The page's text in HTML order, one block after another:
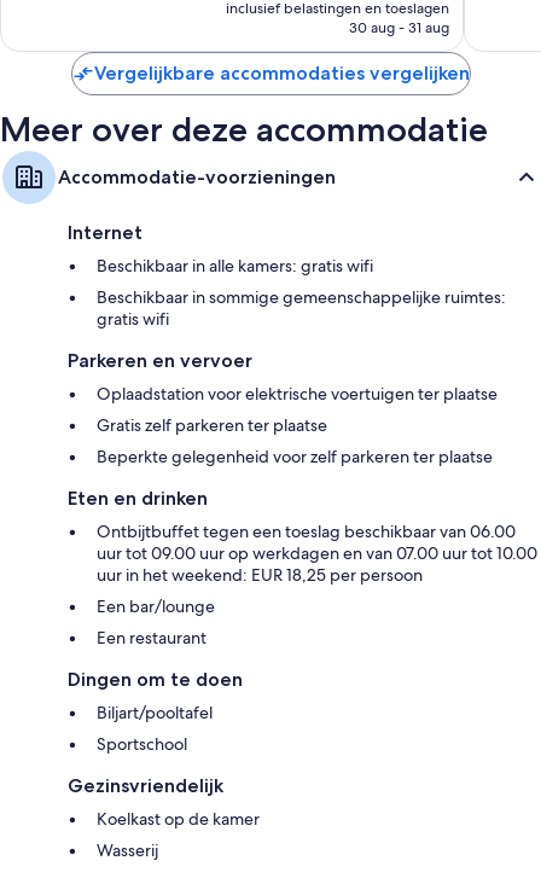
is
inclusief belastingen en toeslagen
30 aug - 31 aug
Vergelijkbare accommodaties vergelijken
Meer over deze accommodatie
Accommodatie-voorzieningen
Internet
Beschikbaar in alle kamers: gratis wifi
Beschikbaar in sommige gemeenschappelijke ruimtes:
gratis wifi
Parkeren en vervoer
Oplaadstation voor elektrische voertuigen ter plaatse
Gratis zelf parkeren ter plaatse
Beperkte gelegenheid voor zelf parkeren ter plaatse
Eten en drinken
Ontbijtbuffet tegen een toeslag beschikbaar van 06.00
uur tot 09.00 uur op werkdagen en van 07.00 uur tot 10.00
uur in het weekend: EUR 18,25 per persoon
Een bar/lounge
Een restaurant
Dingen om te doen
Biljart/pooltafel
Sportschool
Gezinsvriendelijk
Koelkast op de kamer
Wasserij